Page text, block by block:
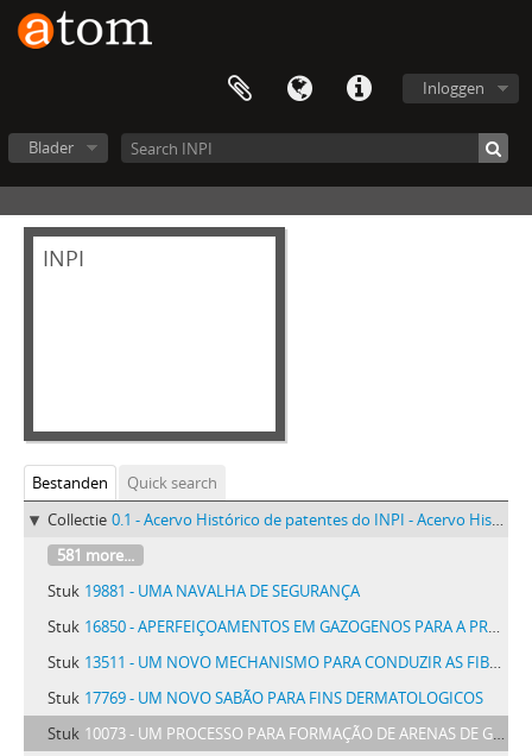
Inloggen
Blader
INPI
Bestanden
Quick search
Collectie 0.1 - Acervo Histórico de patentes do INPI - Acervo Histórico de patentes do INPI
581 more...
Stuk 19881 - UMA NAVALHA DE SEGURANÇA
Stuk 16850 - APERFEIÇOAMENTOS EM GAZOGENOS PARA A PRODUÇÃO DE GAZ POBRE
Stuk 13511 - UM NOVO MECHANISMO PARA CONDUZIR AS FIBRAS TEXTIS AOS CYLINDROS ESTIRADORES
Stuk 17769 - UM NOVO SABÃO PARA FINS DERMATOLOGICOS
Stuk 10073 - UM PROCESSO PARA FORMAÇÃO DE ARENAS DE GELO ARTIFICIAL